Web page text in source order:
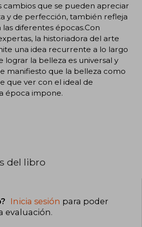
cambios que se pueden apreciar
y de perfección, también refleja
diferentes épocas.Con
la historiadora del arte
una idea recurrente a lo largo
lograr la belleza es universal y
manifiesto que la belleza como
que ver con el ideal de
época impone.
del libro
Inicia sesión para poder
evaluación.